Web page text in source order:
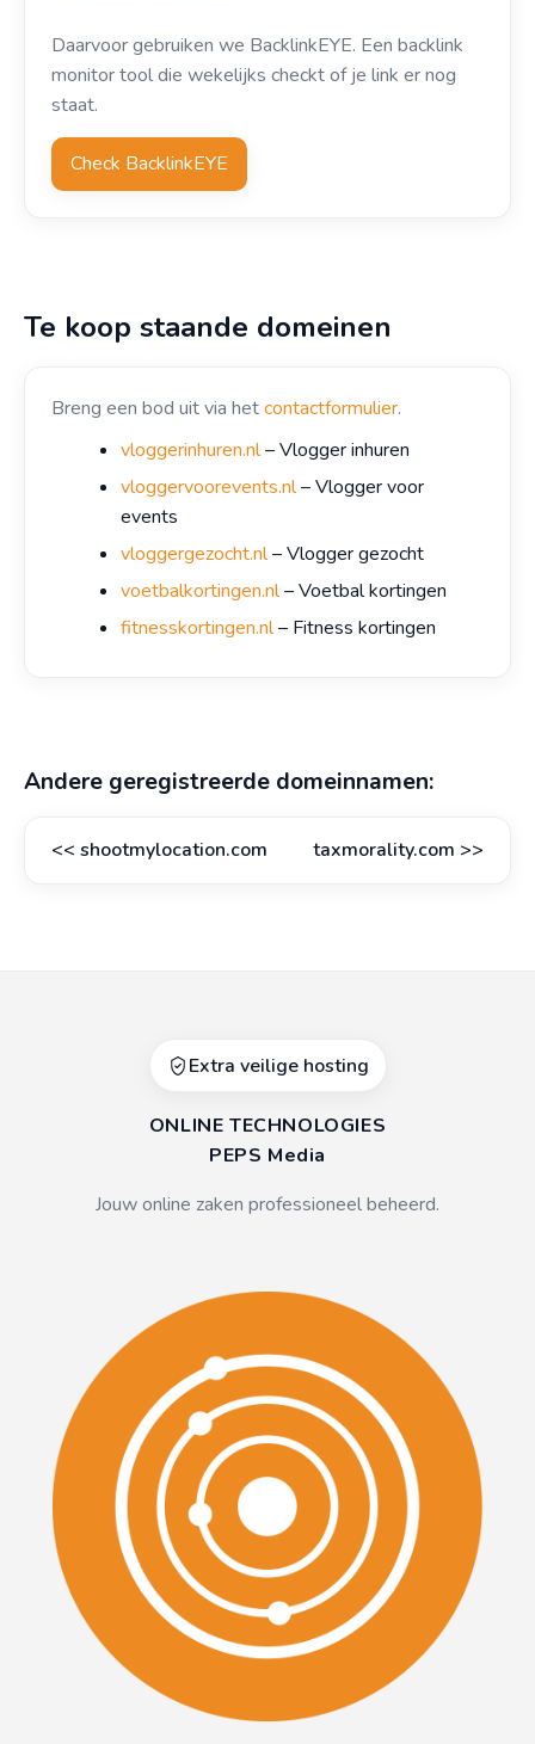
Daarvoor gebruiken we BacklinkEYE. Een backlink
monitor tool die wekelijks checkt of je link er nog
staat.
Check BacklinkEYE
Te koop staande domeinen
Breng een bod uit via hetcontactformulier.
vloggerinhuren.nl– Vlogger inhuren
vloggervoorevents.nl– Vlogger voor
events
vloggergezocht.nl– Vlogger gezocht
voetbalkortingen.nl– Voetbal kortingen
fitnesskortingen.nl– Fitness kortingen
Andere geregistreerde domeinnamen:
<< shootmylocation.com taxmorality.com >>
Extra veilige hosting
ONLINE TECHNOLOGIES
PEPS Media
Jouw online zaken professioneel beheerd.